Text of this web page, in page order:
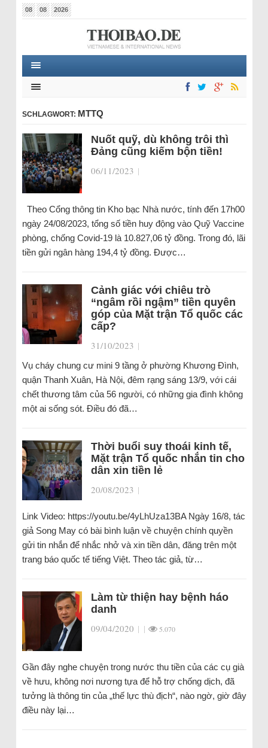
08 08 2026
SCHLAGWORT: MTTQ
Nuốt quỹ, dù không trôi thì
Đảng cũng kiếm bộn tiền!
06/11/2023 |
Theo Cổng thông tin Kho bạc Nhà nước, tính đến 17h00
ngày 24/08/2023, tổng số tiền huy động vào Quỹ Vaccine
phòng, chống Covid-19 là 10.827,06 tỷ đồng. Trong đó, lãi
tiền gửi ngân hàng 194,4 tỷ đồng. Được…
Cảnh giác với chiêu trò
“ngâm rồi ngậm” tiền quyên
góp của Mặt trận Tổ quốc các
cấp?
31/10/2023 |
Vụ cháy chung cư mini 9 tầng ở phường Khương Đình,
quận Thanh Xuân, Hà Nội, đêm rạng sáng 13/9, với cái
chết thương tâm của 56 người, có những gia đình không
một ai sống sót. Điều đó đã…
Thời buổi suy thoái kinh tế,
Mặt trận Tổ quốc nhắn tin cho
dân xin tiền lẻ
20/08/2023 |
Link Video: https://youtu.be/4yLhUza13BA Ngày 16/8, tác
giả Song May có bài bình luận về chuyện chính quyền
gửi tin nhắn để nhắc nhở và xin tiền dân, đăng trên một
trang báo quốc tế tiếng Việt. Theo tác giả, từ…
Làm từ thiện hay bệnh háo
danh
09/04/2020 | | 5.070
Gần đây nghe chuyện trong nước thu tiền của các cụ già
về hưu, không nơi nương tựa để hỗ trợ chống dịch, đã
tưởng là thông tin của „thế lực thù địch“, nào ngờ, giờ đây
điều này lại…